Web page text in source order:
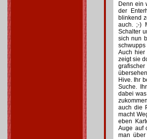
Denn ein
der
blinkend
auch. ;-)
Schalter
sich nun
Auch hier
zeigt sie
Hive. Ihr
Suche.
dabei
auch die
macht
eben
Auge auf
man über